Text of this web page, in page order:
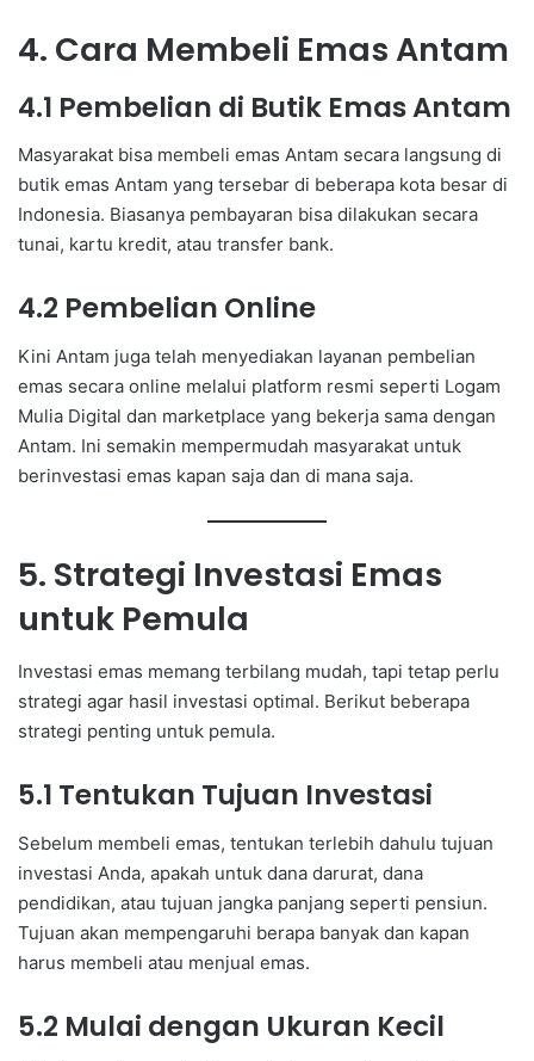
4. Cara Membeli Emas Antam
4.1 Pembelian di Butik Emas Antam
Masyarakat bisa membeli emas Antam secara langsung di
butik emas Antam yang tersebar di beberapa kota besar di
Indonesia. Biasanya pembayaran bisa dilakukan secara
tunai, kartu kredit, atau transfer bank.
4.2 Pembelian Online
Kini Antam juga telah menyediakan layanan pembelian
emas secara online melalui platform resmi seperti Logam
Mulia Digital dan marketplace yang bekerja sama dengan
Antam. Ini semakin mempermudah masyarakat untuk
berinvestasi emas kapan saja dan di mana saja.
5. Strategi Investasi Emas
untuk Pemula
Investasi emas memang terbilang mudah, tapi tetap perlu
strategi agar hasil investasi optimal. Berikut beberapa
strategi penting untuk pemula.
5.1 Tentukan Tujuan Investasi
Sebelum membeli emas, tentukan terlebih dahulu tujuan
investasi Anda, apakah untuk dana darurat, dana
pendidikan, atau tujuan jangka panjang seperti pensiun.
Tujuan akan mempengaruhi berapa banyak dan kapan
harus membeli atau menjual emas.
5.2 Mulai dengan Ukuran Kecil